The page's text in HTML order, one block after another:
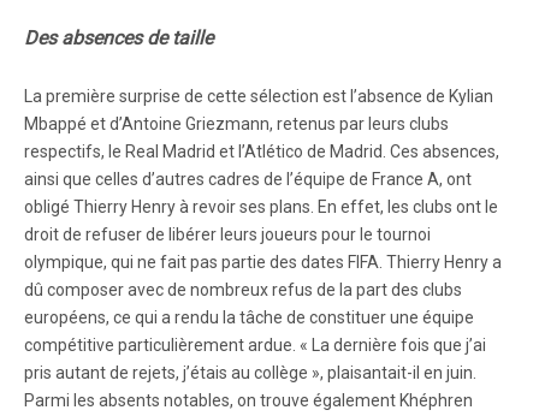
Des absences de taille
La première surprise de cette sélection est l’absence de Kylian
Mbappé et d’Antoine Griezmann, retenus par leurs clubs
respectifs, le Real Madrid et l’Atlético de Madrid. Ces absences,
ainsi que celles d’autres cadres de l’équipe de France A, ont
obligé Thierry Henry à revoir ses plans. En effet, les clubs ont le
droit de refuser de libérer leurs joueurs pour le tournoi
olympique, qui ne fait pas partie des dates FIFA. Thierry Henry a
dû composer avec de nombreux refus de la part des clubs
européens, ce qui a rendu la tâche de constituer une équipe
compétitive particulièrement ardue. « La dernière fois que j’ai
pris autant de rejets, j’étais au collège », plaisantait-il en juin.
Parmi les absents notables, on trouve également Khéphren